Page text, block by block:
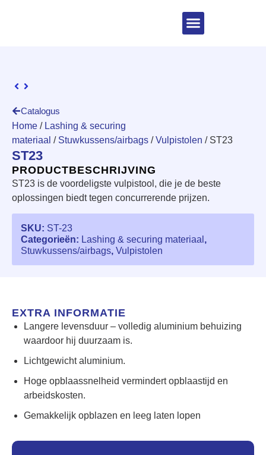
Catalogus
Home / Lashing & securing
materiaal / Stuwkussens/airbags /Vulpistolen / ST23
ST23
PRODUCTBESCHRIJVING
ST23 is de voordeligste vulpistool, die je de beste
oplossingen biedt tegen concurrerende prijzen.
SKU: ST-23
Categorieën: Lashing & securing materiaal ,
Stuwkussens/airbags, Vulpistolen
EXTRA INFORMATIE
Langere levensduur – volledig aluminium behuizing
waardoor hij duurzaam is.
Lichtgewicht aluminium.
Hoge opblaassnelheid vermindert opblaastijd en
arbeidskosten.
Gemakkelijk opblazen en leeg laten lopen